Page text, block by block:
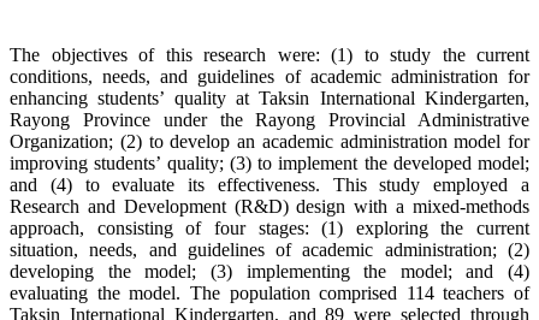
The objectives of this research were: (1) to study the current
conditions, needs, and guidelines of academic administration for
enhancing students’ quality at Taksin International Kindergarten,
Rayong Province under the Rayong Provincial Administrative
Organization; (2) to develop an academic administration model for
improving students’ quality; (3) to implement the developed model;
and (4) to evaluate its effectiveness. This study employed a
Research and Development (R&D) design with a mixed-methods
approach, consisting of four stages: (1) exploring the current
situation, needs, and guidelines of academic administration; (2)
developing the model; (3) implementing the model; and (4)
evaluating the model. The population comprised 114 teachers of
Taksin International Kindergarten, and 89 were selected through